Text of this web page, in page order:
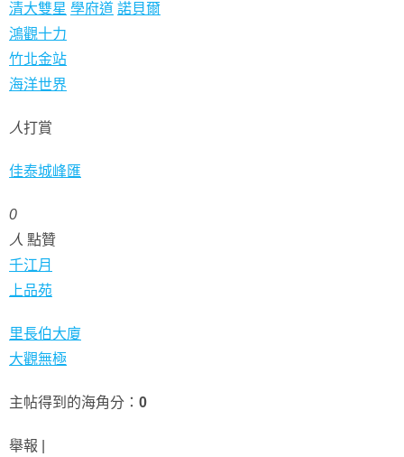
清大雙星 學府道 諾貝爾
鴻觀十力
竹北金站
海洋世界
人打賞
佳泰城峰匯
0
人 點贊
千江月
上品苑
里長伯大廈
大觀無極
主帖得到的海角分： 0
舉報 |